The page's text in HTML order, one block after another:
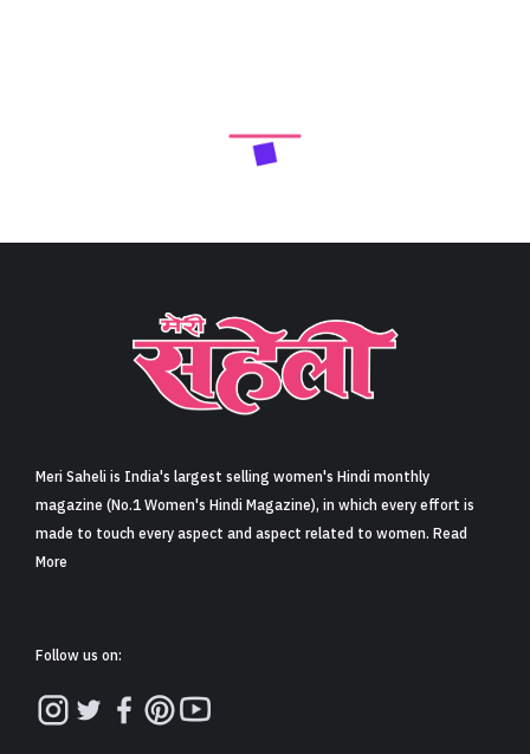
Meri Saheli is India's largest selling women's Hindi monthly
magazine (No.1 Women's Hindi Magazine), in which every effort is
made to touch every aspect and aspect related to women. Read
More
Follow us on: